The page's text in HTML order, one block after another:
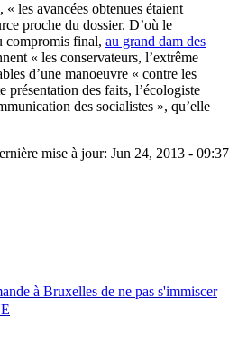
les avancées obtenues étaient
proche du dossier. D’où le
compromis final, au grand dam des
« les conservateurs, l’extrême
d’une manoeuvre « contre les
présentation des faits, l’écologiste
des socialistes », qu’elle
mise à jour: Jun 24, 2013 - 09:37
à Bruxelles de ne pas s'immiscer